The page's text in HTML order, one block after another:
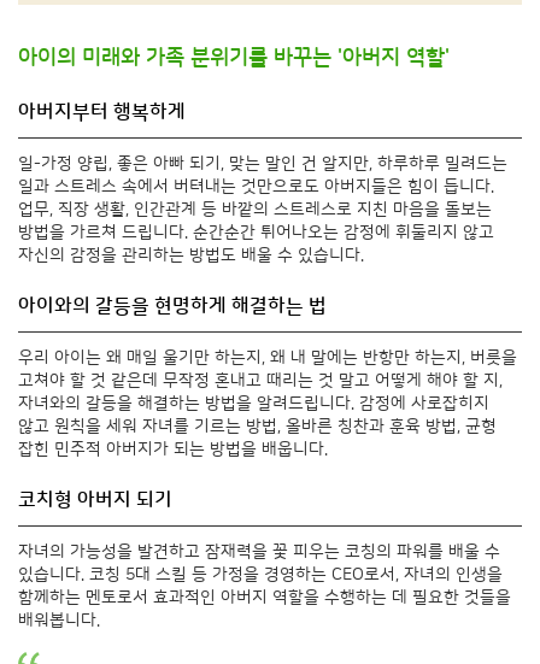
아이의 미래와 가족 분위기를 바꾸는 '아버지 역할'
아버지부터 행복하게
일-가정 양립, 좋은 아빠 되기, 맞는 말인 건 알지만, 하루하루 밀려드는
일과 스트레스 속에서 버텨내는 것만으로도 아버지들은 힘이 듭니다.
업무, 직장 생활, 인간관계 등 바깥의 스트레스로 지친 마음을 돌보는
방법을 가르쳐 드립니다. 순간순간 튀어나오는 감정에 휘둘리지 않고
자신의 감정을 관리하는 방법도 배울 수 있습니다.
아이와의 갈등을 현명하게 해결하는 법
우리 아이는 왜 매일 울기만 하는지, 왜 내 말에는 반항만 하는지, 버릇을
고쳐야 할 것 같은데 무작정 혼내고 때리는 것 말고 어떻게 해야 할 지,
자녀와의 갈등을 해결하는 방법을 알려드립니다. 감정에 사로잡히지
않고 원칙을 세워 자녀를 기르는 방법, 올바른 칭찬과 훈육 방법, 균형
잡힌 민주적 아버지가 되는 방법을 배웁니다.
코치형 아버지 되기
자녀의 가능성을 발견하고 잠재력을 꽃 피우는 코칭의 파워를 배울 수
있습니다. 코칭 5대 스킬 등 가정을 경영하는 CEO로서, 자녀의 인생을
함께하는 멘토로서 효과적인 아버지 역할을 수행하는 데 필요한 것들을
배워봅니다.